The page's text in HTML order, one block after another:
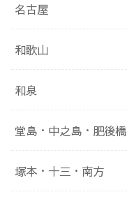
名古屋
和歌山
和泉
堂島・中之島・肥後橋
塚本・十三・南方